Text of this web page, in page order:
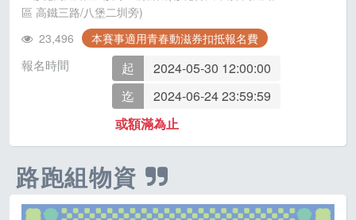
區 高鐵三路/八堡二圳旁)
23,496
本賽事適用青春動滋券扣抵報名費
報名時間 起
2024-05-30 12:00:00
迄
2024-06-24 23:59:59
或額滿為止
路跑組物資